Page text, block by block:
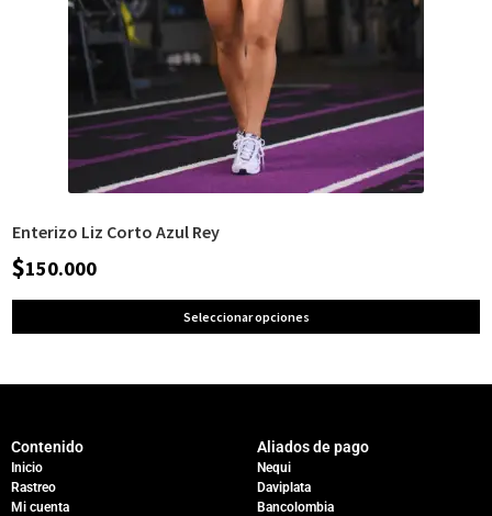
Enterizo Liz Corto Azul Rey
$150.000
Seleccionar opciones
Contenido
Inicio
Rastreo
Mi cuenta
Aliados de pago
Nequi
Daviplata
Bancolombia